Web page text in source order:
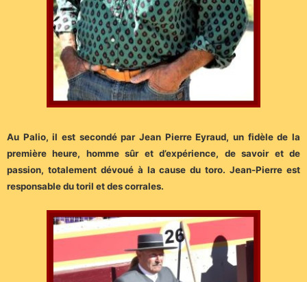
Au Palio, il est secondé par Jean Pierre Eyraud, un fidèle de la
première heure, homme sûr et d’expérience, de savoir et de
passion, totalement dévoué à la cause du toro. Jean-Pierre est
responsable du toril et des corrales.